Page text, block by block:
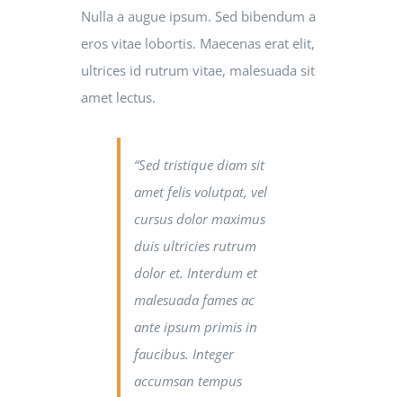
Nulla a augue ipsum. Sed bibendum a
eros vitae lobortis. Maecenas erat elit,
ultrices id rutrum vitae, malesuada sit
amet lectus.
“Sed tristique diam sit
amet felis volutpat, vel
cursus dolor maximus
duis ultricies rutrum
dolor et. Interdum et
malesuada fames ac
ante ipsum primis in
faucibus. Integer
accumsan tempus